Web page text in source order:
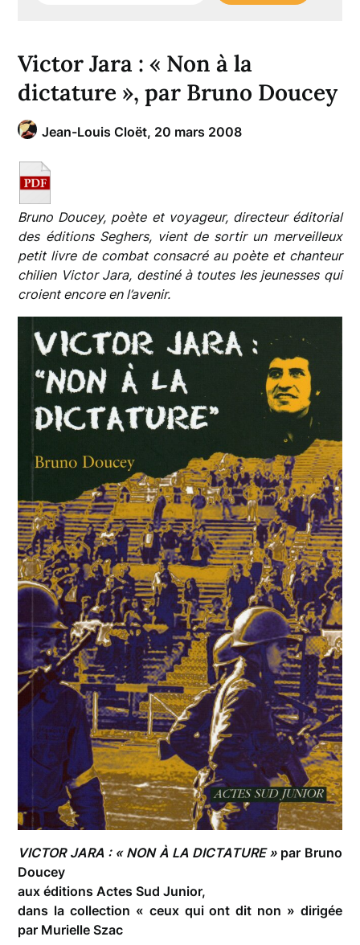
Victor Jara : « Non à la
dictature », par Bruno Doucey
Jean-Louis Cloët, 20 mars 2008
Bruno Doucey, poète et voyageur, directeur éditorial
des éditions Seghers, vient de sortir un merveilleux
petit livre de combat consacré au poète et chanteur
chilien Victor Jara, destiné à toutes les jeunesses qui
croient encore en l’avenir.
VICTOR JARA : « NON À LA DICTATURE » par Bruno
Doucey
aux éditions Actes Sud Junior,
dans la collection « ceux qui ont dit non » dirigée
par Murielle Szac